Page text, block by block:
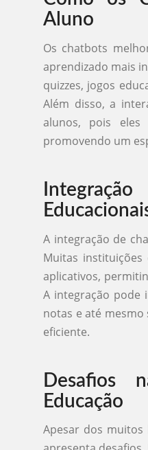
Aluno
Os chatbots
aprendizado mais
quizzes, jogos
Além disso, a
alunos, pois
promovendo um
A integração de
Muitas
aplicativos,
A integração pode
notas e até
eficiente.
Desafios
Educação
Apesar dos muitos